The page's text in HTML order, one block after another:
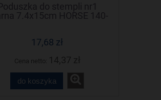
do stempli nr1
7.4x15cm HORSE 140-
17,68 zł
do koszyka